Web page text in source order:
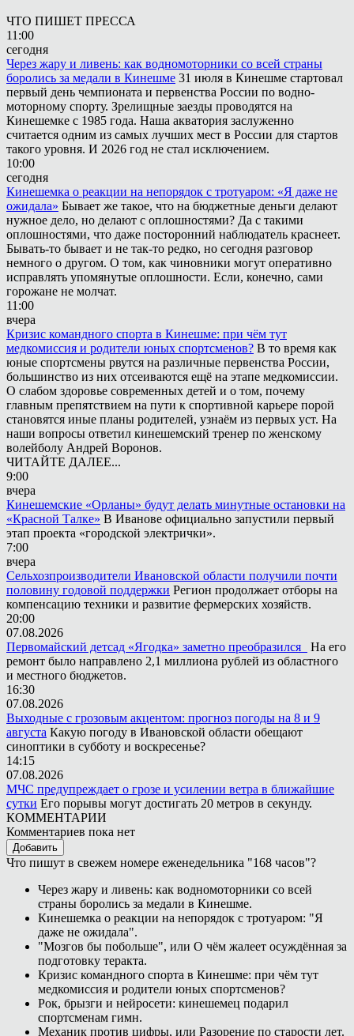
ЧТО ПИШЕТ ПРЕССА
11:00
сегодня
Через жару и ливень: как водномоторники со всей страны
боролись за медали в Кинешме 31 июля в Кинешме стартовал
первый день чемпионата и первенства России по водно-
моторному спорту. Зрелищные заезды проводятся на
Кинешемке с 1985 года. Наша акватория заслуженно
считается одним из самых лучших мест в России для стартов
такого уровня. И 2026 год не стал исключением.
10:00
сегодня
Кинешемка о реакции на непорядок с тротуаром: «Я даже не
ожидала» Бывает же такое, что на бюджетные деньги делают
нужное дело, но делают с оплошностями? Да с такими
оплошностями, что даже посторонний наблюдатель краснеет.
Бывать-то бывает и не так-то редко, но сегодня разговор
немного о другом. О том, как чиновники могут оперативно
исправлять упомянутые оплошности. Если, конечно, сами
горожане не молчат.
11:00
вчера
Кризис командного спорта в Кинешме: при чём тут
медкомиссия и родители юных спортсменов? В то время как
юные спортсмены рвутся на различные первенства России,
большинство из них отсеиваются ещё на этапе медкомиссии.
О слабом здоровье современных детей и о том, почему
главным препятствием на пути к спортивной карьере порой
становятся иные планы родителей, узнаём из первых уст. На
наши вопросы ответил кинешемский тренер по женскому
волейболу Андрей Воронов.
ЧИТАЙТЕ ДАЛЕЕ...
9:00
вчера
Кинешемские «Орланы» будут делать минутные остановки на
«Красной Талке» В Иванове официально запустили первый
этап проекта «городской электрички».
7:00
вчера
Сельхозпроизводители Ивановской области получили почти
половину годовой поддержки Регион продолжает отборы на
компенсацию техники и развитие фермерских хозяйств.
20:00
07.08.2026
Первомайский детсад «Ягодка» заметно преобразился
На его
ремонт было направлено 2,1 миллиона рублей из областного
и местного бюджетов.
16:30
07.08.2026
Выходные с грозовым акцентом: прогноз погоды на 8 и 9
августа Какую погоду в Ивановской области обещают
синоптики в субботу и воскресенье?
14:15
07.08.2026
МЧС предупреждает о грозе и усилении ветра в ближайшие
сутки Его порывы могут достигать 20 метров в секунду.
КОММЕНТАРИИ
Комментариев пока нет
Добавить
Что пишут в свежем номере еженедельника "168 часов"?
Через жару и ливень: как водномоторники со всей
страны боролись за медали в Кинешме.
Кинешемка о реакции на непорядок с тротуаром: "Я
даже не ожидала".
"Мозгов бы побольше", или О чём жалеет осуждённая за
подготовку теракта.
Кризис командного спорта в Кинешме: при чём тут
медкомиссия и родители юных спортсменов?
Рок, брызги и нейросети: кинешемец подарил
спортсменам гимн.
Механик против цифры, или Разорение по старости лет.